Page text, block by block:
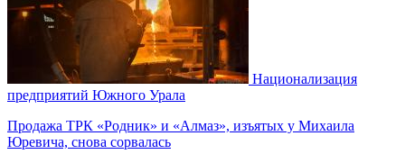
Национализация
предприятий Южного Урала
Продажа ТРК «Родник» и «Алмаз», изъятых у Михаила
Юревича, снова сорвалась